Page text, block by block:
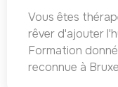
Vous êtes
rêver d'ajouter
Formation
reconnue à